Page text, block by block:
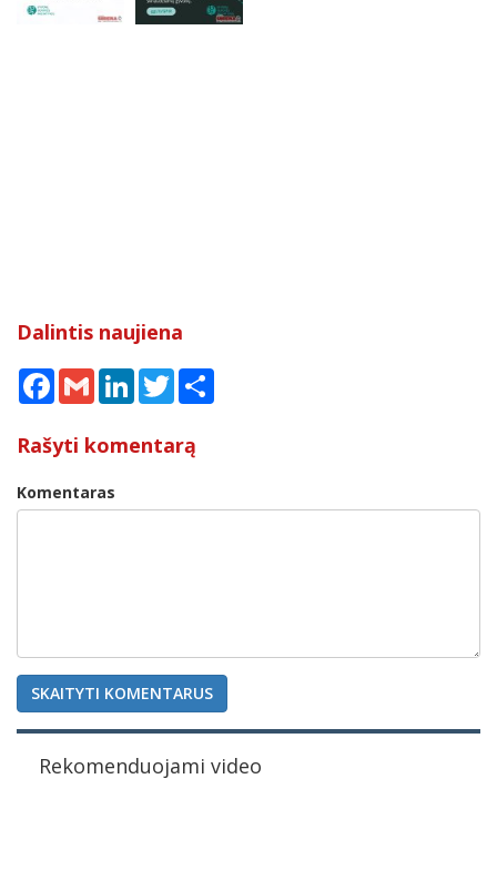
Dalintis naujiena
Facebook
Gmail LinkedInTwitter
Rašyti komentarą
Komentaras
SKAITYTI KOMENTARUS
Rekomenduojami video